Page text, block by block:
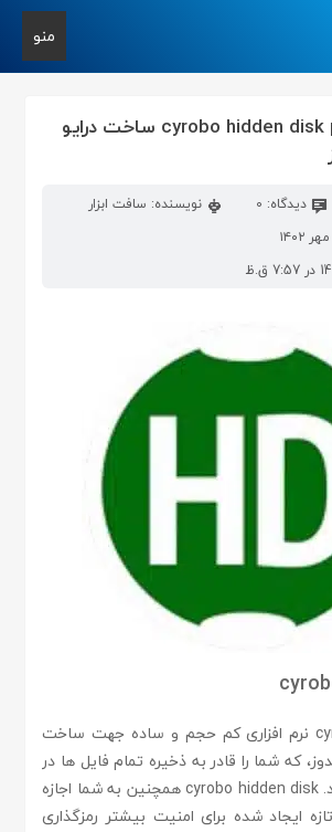
منو
دانلود cyrobo hidden disk pro 5.08 ساخت درایو
دیدگاه: 0
نویسنده: سافت ابزار
cyrobo hidden disk نرم افزاری کم حجم و ساده جهت ساخت
که شما را قادر به ذخیره تمام فایل ها در
درایو پنهان می کند. cyrobo hidden disk همچنین به شما اجازه
ایجاد شده برای امنیت بیشتر رمزگذاری